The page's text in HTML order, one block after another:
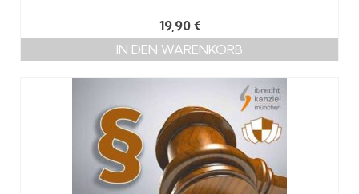
19,90 €
IN DEN WARENKORB